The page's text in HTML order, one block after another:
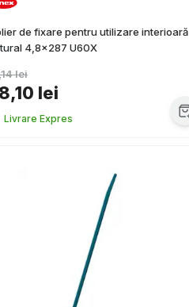
de fixare pentru utilizare interioară
4,8x287 U60X
lei
lei
Livrare Expres